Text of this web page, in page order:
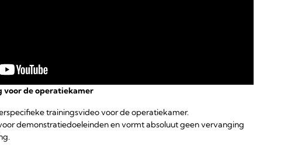
voor de operatiekamer
trainingsvideo voor de operatiekamer.
demonstratiedoeleinden en vormt absoluut geen vervanging